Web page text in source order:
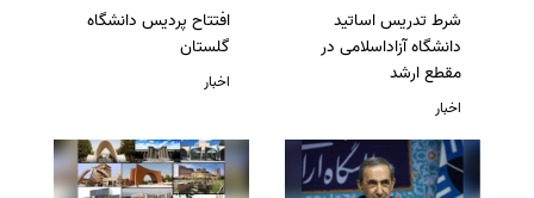
شرط تدریس اساتید
دانشگاه آزاداسلامی در
مقطع ارشد
اخبار
افتتاح پردیس دانشگاه
گلستان
اخبار